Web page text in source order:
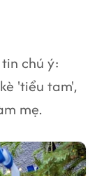
chú ý:
'tiểu tam',
mẹ.